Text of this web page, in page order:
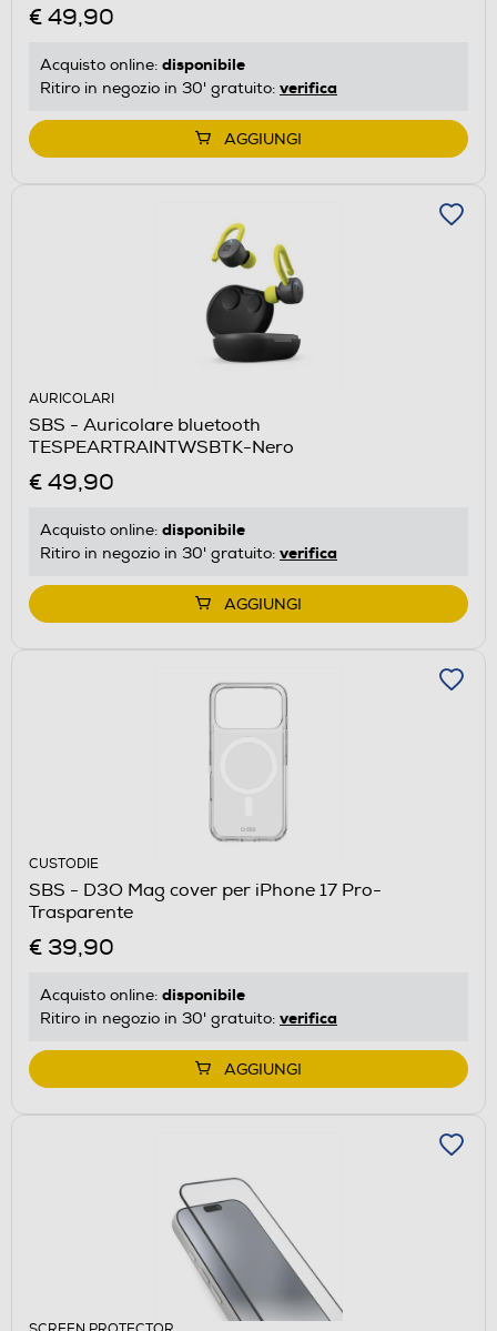
€ 49,90
Acquisto online: disponibile
Ritiro in negozio in 30' gratuito: verifica
AGGIUNGI
AURICOLARI
SBS - Auricolare bluetooth
TESPEARTRAINTWSBTK-Nero
€ 49,90
Acquisto online: disponibile
Ritiro in negozio in 30' gratuito: verifica
AGGIUNGI
CUSTODIE
SBS - D3O Mag cover per iPhone 17 Pro-
Trasparente
€ 39,90
Acquisto online: disponibile
Ritiro in negozio in 30' gratuito: verifica
AGGIUNGI